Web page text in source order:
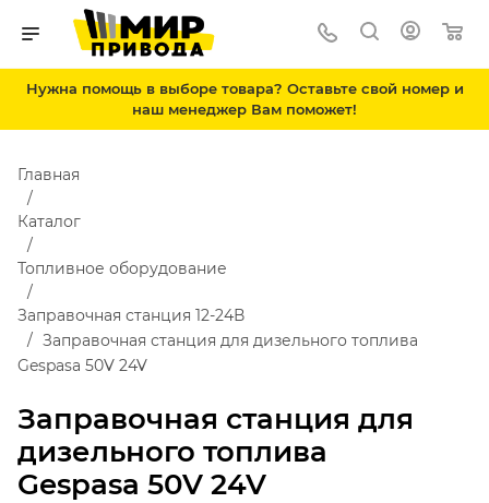
Нужна помощь в выборе товара? Оставьте свой номер и
наш менеджер Вам поможет!
Заправочная станция для
дизельного топлива
Gespasa 50V 24V
Главная
Каталог
Топливное оборудование
Заправочная станция 12-24В
Заправочная станция для дизельного топлива
Gespasa 50V 24V